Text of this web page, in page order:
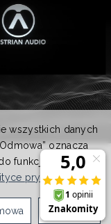
wszystkich danych
oznacza
funkcjonowania
prywatności.
Ustawienia